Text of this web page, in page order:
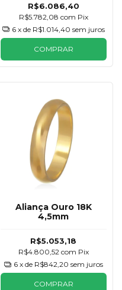
R$6.086,40
R$5.782,08 com Pix
6 x de R$1.014,40 sem juros
COMPRAR
Aliança Ouro 18K
4,5mm
R$5.053,18
R$4.800,52 com Pix
6 x de R$842,20 sem juros
COMPRAR